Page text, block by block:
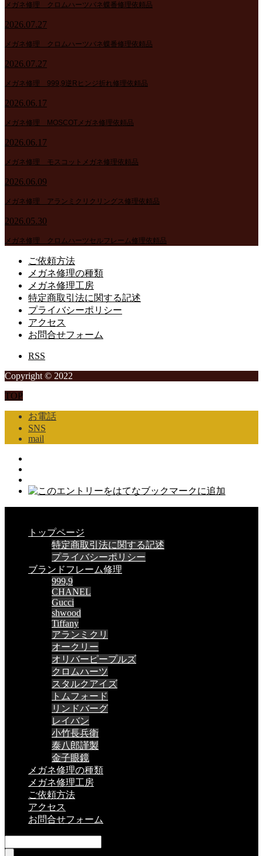
メガネ修理 クロムハーツバネ蝶番修理依頼品
2026.07.27
メガネ修理 クロムハーツバネ蝶番修理依頼品
2026.07.27
メガネ修理 999,9逆Rヒンジ折れ修理依頼品
2026.06.17
メガネ修理 MOSCOTメガネ修理依頼品
2026.06.17
メガネ修理 モスコットメガネ修理依頼品
2026.06.09
メガネ修理 アランミクリクリングス修理依頼品
2026.05.30
メガネ修理 クロムハーツセルフレーム修理依頼品
ご依頼方法
メガネ修理の種類
メガネ修理工房
特定商取引法に関する記述
プライバシーポリシー
アクセス
お問合せフォーム
RSS
Copyright © 2022
TOP
お電話
SNS
mail
トップページ
特定商取引法に関する記述
プライバシーポリシー
ブランドフレーム修理
999,9
CHANEL
Gucci
shwood
Tiffany
アランミクリ
オークリー
オリバーピープルズ
クロムハーツ
スタルクアイズ
トムフォード
リンドバーグ
レイバン
小竹長兵衛
泰八郎謹製
金子眼鏡
メガネ修理の種類
メガネ修理工房
ご依頼方法
アクセス
お問合せフォーム